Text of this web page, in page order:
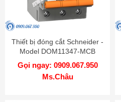
Thiết bị đóng cắt Schneider -
Model DOM11347-MCB
Gọi ngay: 0909.067.950
Ms.Châu